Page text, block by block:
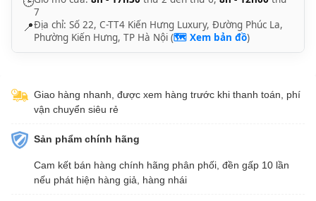
7
📍Địa chỉ: Số 22, C-TT4 Kiến Hưng Luxury, Đường Phúc La,
Phường Kiến Hưng, TP Hà Nội (🗺️ Xem bản đồ)
Giao hàng nhanh, được xem hàng trước khi thanh toán, phí
vận chuyển siêu rẻ
Sản phẩm chính hãng
Cam kết bán hàng chính hãng phân phối, đền gấp 10 lần
nếu phát hiện hàng giả, hàng nhái